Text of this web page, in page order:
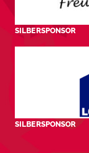
SILBERSPONSOR
SILBERSPONSOR